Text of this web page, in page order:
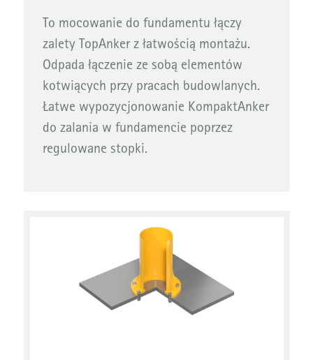
To mocowanie do fundamentu łączy
zalety TopAnker z łatwością montażu.
Odpada łączenie ze sobą elementów
kotwiących przy pracach budowlanych.
Łatwe wypozycjonowanie KompaktAnker
do zalania w fundamencie poprzez
regulowane stopki.